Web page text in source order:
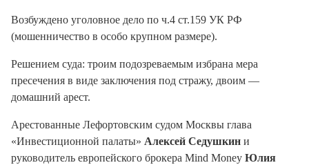
Возбуждено уголовное дело по ч.4 ст.159 УК РФ
(мошенничество в особо крупном размере).
Решением суда: троим подозреваемым избрана мера
пресечения в виде заключения под стражу, двоим —
домашний арест.
Арестованные Лефортовским судом Москвы глава
«Инвестиционной палаты» Алексей Седушкин и
руководитель европейского брокера Mind Money Юлия